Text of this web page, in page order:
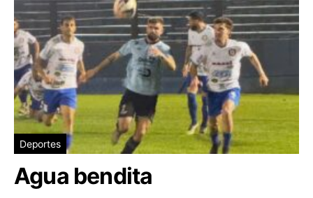
Deportes
Agua bendita